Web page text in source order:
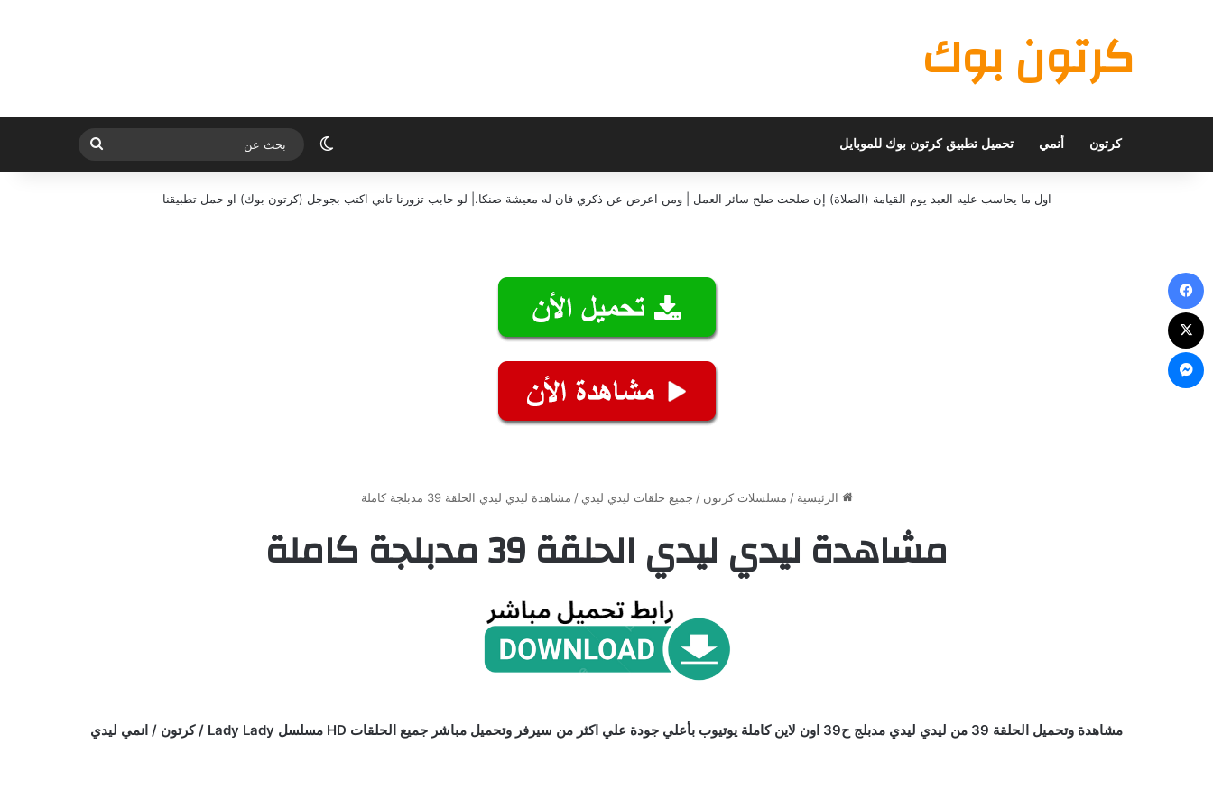
كرتون بوك
كرتون أنمي تحميل تطبيق كرتون بوك للموبايل الوضع المظلم
بحث
عن
اول ما يحاسب عليه العبد يوم القيامة (الصلاة) إن صلحت صلح سائر العمل | ومن اعرض عن ذكري فان له معيشة ضنكا.| لو حابب تزورنا تاني اكتب بجوجل (كرتون بوك) او حمل تطبيقنا
الرئيسية / مسلسلات كرتون / جميع حلقات ليدي ليدي / مشاهدة ليدي ليدي الحلقة 39 مدبلجة كاملة
مشاهدة ليدي ليدي الحلقة 39 مدبلجة كاملة
مشاهدة وتحميل الحلقة 39 من ليدي ليدي مدبلج ح39 اون لاين كاملة يوتيوب بأعلي جودة علي اكثر من سيرفر وتحميل مباشر جميع الحلقات HD مسلسل Lady Lady / كرتون / انمي ليدي